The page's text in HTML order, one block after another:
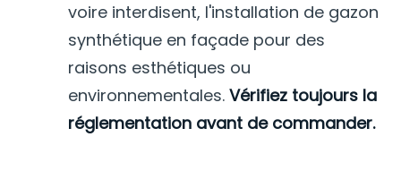
voire interdisent, l'installation de gazon
synthétique en façade pour des
raisons esthétiques ou
environnementales. Vérifiez toujours la
réglementation avant de commander.